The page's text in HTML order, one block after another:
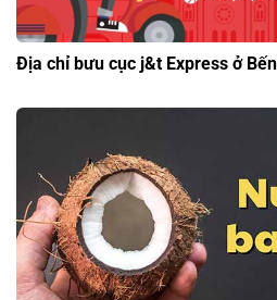
Địa chỉ bưu cục j&t Express ở